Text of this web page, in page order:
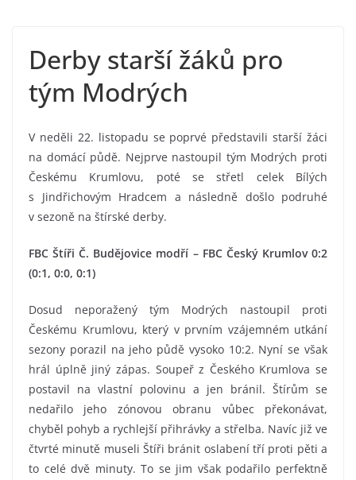
Derby starší žáků pro
tým Modrých
V neděli 22. listopadu se poprvé představili starší žáci
na domácí půdě. Nejprve nastoupil tým Modrých proti
Českému Krumlovu, poté se střetl celek Bílých
s Jindřichovým Hradcem a následně došlo podruhé
v sezoně na štírské derby.
FBC Štíři Č. Budějovice modří – FBC Český Krumlov 0:2
(0:1, 0:0, 0:1)
Dosud neporažený tým Modrých nastoupil proti
Českému Krumlovu, který v prvním vzájemném utkání
sezony porazil na jeho půdě vysoko 10:2. Nyní se však
hrál úplně jiný zápas. Soupeř z Českého Krumlova se
postavil na vlastní polovinu a jen bránil. Štírům se
nedařilo jeho zónovou obranu vůbec překonávat,
chyběl pohyb a rychlejší přihrávky a střelba. Navíc již ve
čtvrté minutě museli Štíři bránit oslabení tří proti pěti a
to celé dvě minuty. To se jim však podařilo perfektně